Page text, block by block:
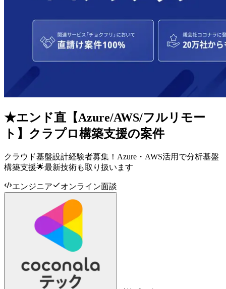
★エンド直【Azure/AWS/フルリモー
ト】クラプロ構築支援の案件
クラウド基盤設計経験者募集！Azure・AWS活用で分析基盤
構築支援🌟最新技術も取り扱います
エンジニア オンライン面談